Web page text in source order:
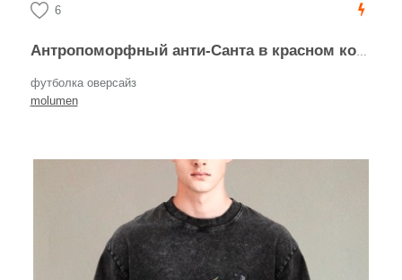
6
Антропоморфный анти-Санта в красном костюме
футболка оверсайз
molumen